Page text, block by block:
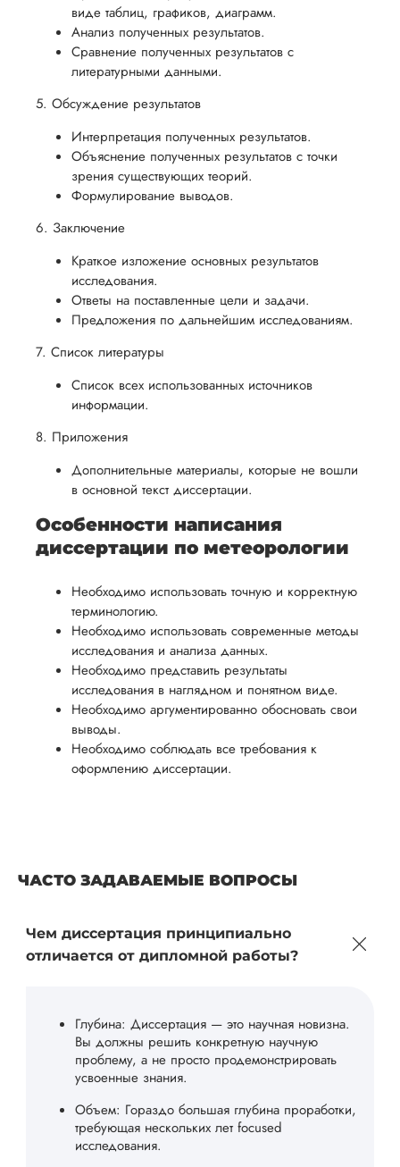
виде таблиц, графиков, диаграмм.
Анализ полученных результатов.
Сравнение полученных результатов с
литературными данными.
5. Обсуждение результатов
Интерпретация полученных результатов.
Объяснение полученных результатов с точки
зрения существующих теорий.
Формулирование выводов.
6. Заключение
Краткое изложение основных результатов
исследования.
Ответы на поставленные цели и задачи.
Предложения по дальнейшим исследованиям.
7. Список литературы
Список всех использованных источников
информации.
8. Приложения
Дополнительные материалы, которые не вошли
в основной текст диссертации.
Особенности написания
диссертации по метеорологии
Необходимо использовать точную и корректную
терминологию.
Необходимо использовать современные методы
исследования и анализа данных.
Необходимо представить результаты
исследования в наглядном и понятном виде.
Необходимо аргументированно обосновать свои
выводы.
Необходимо соблюдать все требования к
оформлению диссертации.
ЧАСТО ЗАДАВАЕМЫЕ ВОПРОСЫ
Чем диссертация принципиально
отличается от дипломной работы?
Глубина: Диссертация — это научная новизна.
Вы должны решить конкретную научную
проблему, а не просто продемонстрировать
усвоенные знания.
Объем: Гораздо большая глубина проработки,
требующая нескольких лет focused
исследования.